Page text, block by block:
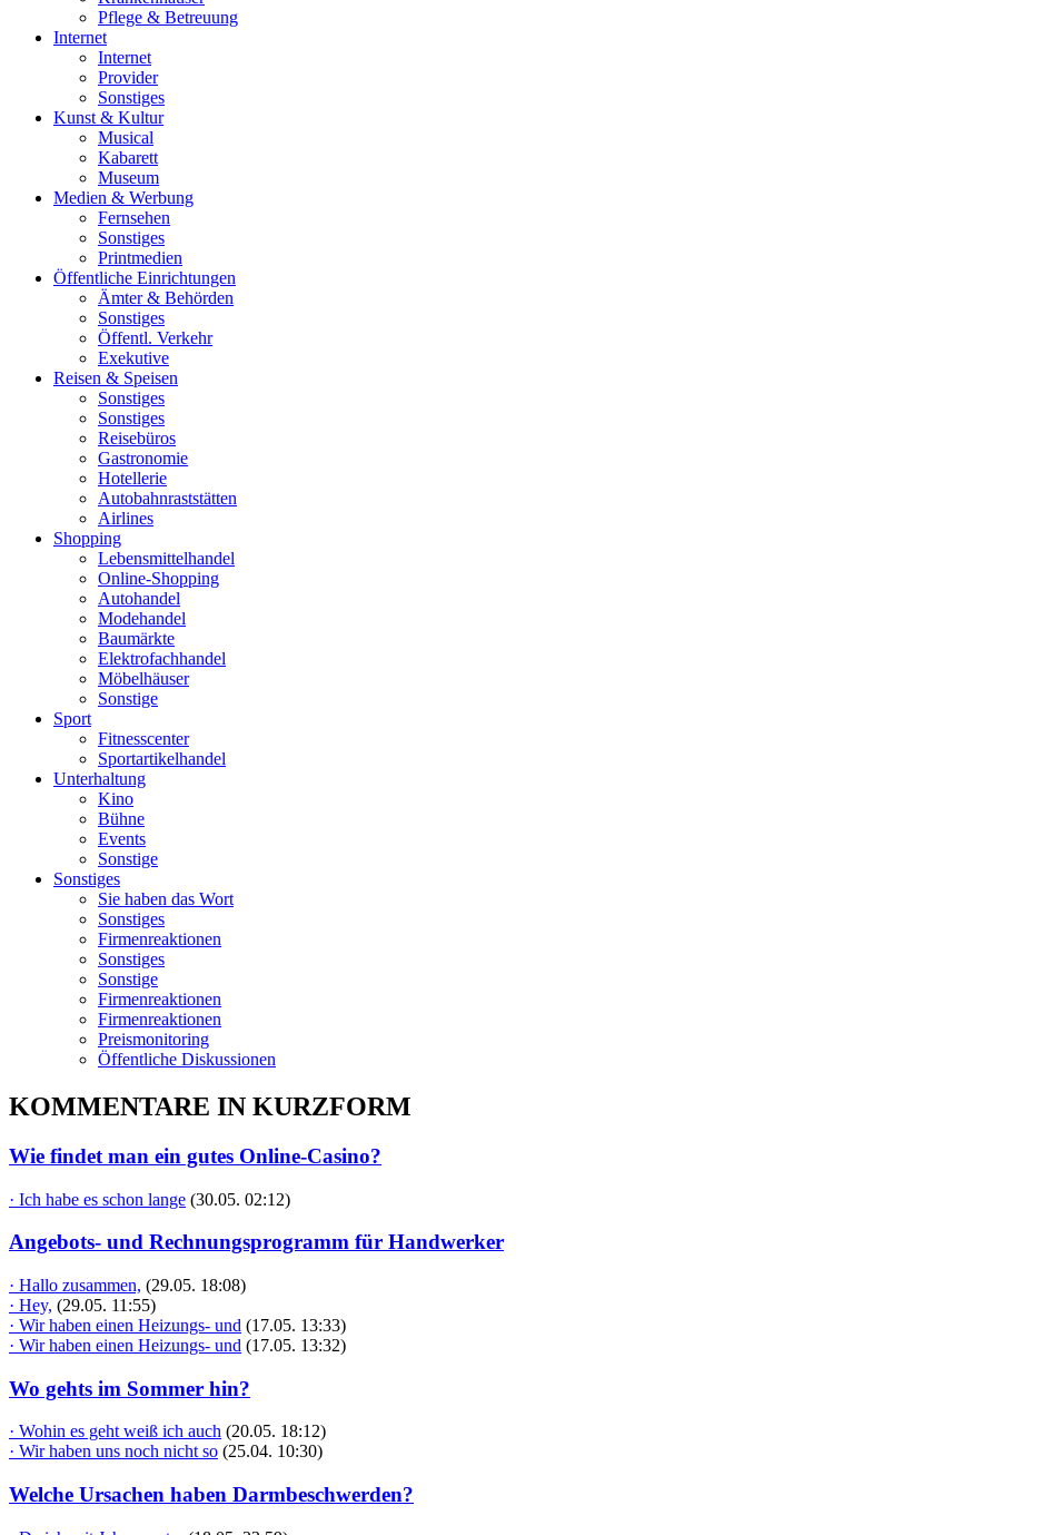
Pflege & Betreuung
Internet
Internet
Provider
Sonstiges
Kunst & Kultur
Musical
Kabarett
Museum
Medien & Werbung
Fernsehen
Sonstiges
Printmedien
Öffentliche Einrichtungen
Ämter & Behörden
Sonstiges
Öffentl. Verkehr
Exekutive
Reisen & Speisen
Sonstiges
Sonstiges
Reisebüros
Gastronomie
Hotellerie
Autobahnraststätten
Airlines
Shopping
Lebensmittelhandel
Online-Shopping
Autohandel
Modehandel
Baumärkte
Elektrofachhandel
Möbelhäuser
Sonstige
Sport
Fitnesscenter
Sportartikelhandel
Unterhaltung
Kino
Bühne
Events
Sonstige
Sonstiges
Sie haben das Wort
Sonstiges
Firmenreaktionen
Sonstiges
Sonstige
Firmenreaktionen
Firmenreaktionen
Preismonitoring
Öffentliche Diskussionen
KOMMENTARE IN KURZFORM
Wie findet man ein gutes Online-Casino?
· Ich habe es schon lange (30.05. 02:12)
Angebots- und Rechnungsprogramm für Handwerker
· Hallo zusammen, (29.05. 18:08)
· Hey, (29.05. 11:55)
· Wir haben einen Heizungs- und (17.05. 13:33)
· Wir haben einen Heizungs- und (17.05. 13:32)
Wo gehts im Sommer hin?
· Wohin es geht weiß ich auch (20.05. 18:12)
· Wir haben uns noch nicht so (25.04. 10:30)
Welche Ursachen haben Darmbeschwerden?